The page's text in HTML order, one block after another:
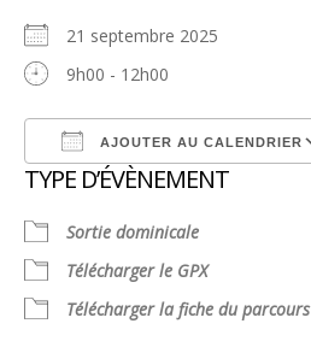
21 septembre 2025
9h00 - 12h00
AJOUTER AU CALENDRIER
Télécharger ICS
TYPE D’ÉVÈNEMENT
Sortie dominicale
Télécharger le GPX
Télécharger la fiche du parcours